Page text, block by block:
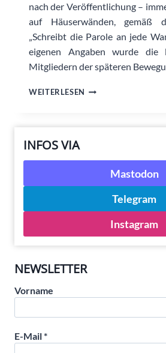
nach der Veröffentlichung –
auf Häuserwänden, gemäß
„Schreibt die Parole an jede
eigenen Angaben wurde die
Mitgliedern der späteren
WEITERLESEN KEINE
NIEMAND
INFOS VIA
Mastodon
Telegram
Instagram
NEWSLETTER
Vorname
E-Mail*